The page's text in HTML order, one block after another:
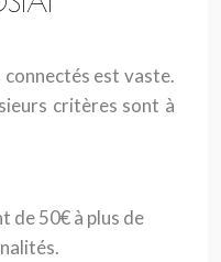
est vaste.
critères sont à
de 50€ à plus de